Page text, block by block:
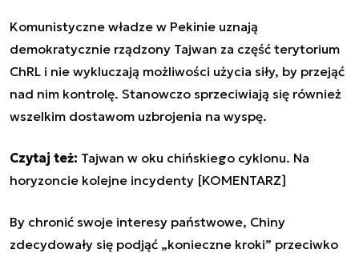
Komunistyczne władze w Pekinie uznają
demokratycznie rządzony Tajwan za część terytorium
ChRL i nie wykluczają możliwości użycia siły, by przejąć
nad nim kontrolę. Stanowczo sprzeciwiają się również
wszelkim dostawom uzbrojenia na wyspę.
Czytaj też: Tajwan w oku chińskiego cyklonu. Na
horyzoncie kolejne incydenty [KOMENTARZ]
By chronić swoje interesy państwowe, Chiny
zdecydowały się podjąć „konieczne kroki” przeciwko